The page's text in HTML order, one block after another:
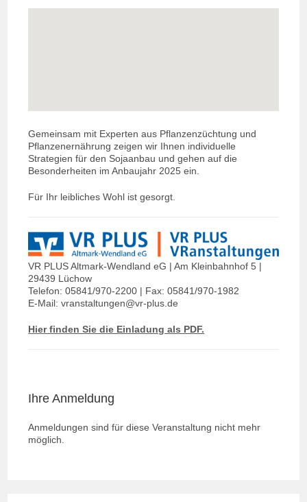
Gemeinsam mit Experten aus Pflanzenzüchtung und
Pflanzenernährung zeigen wir Ihnen individuelle
Strategien für den Sojaanbau und gehen auf die
Besonderheiten im Anbaujahr 2025 ein.
Für Ihr leibliches Wohl ist gesorgt.
VR PLUS Altmark-Wendland eG | Am Kleinbahnhof 5 |
29439 Lüchow
Telefon: 05841/970-2200 | Fax: 05841/970-1982
E-Mail: vranstaltungen@vr-plus.de
Hier finden Sie die Einladung als PDF.
Ihre Anmeldung
Anmeldungen sind für diese Veranstaltung nicht mehr
möglich.